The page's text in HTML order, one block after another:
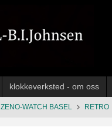
klokkeverksted - om oss
ZENO-WATCH BASEL RETRO